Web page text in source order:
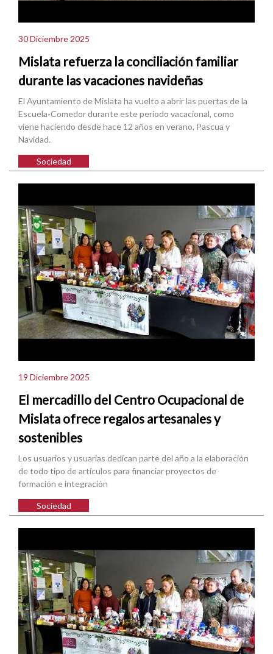
30 Diciembre 2025
Mislata refuerza la conciliación familiar
durante las vacaciones navideñas
El Ayuntamiento de Mislata ha vuelto a abrir las puertas de la
Escuela-Comedor durante este periodo vacacional, como
viene haciendo desde hace 12 años en verano, Pascua y
Navidad.
Sociedad
19 Diciembre 2025
El mercadillo del Centro Ocupacional de
Mislata ofrece regalos artesanales y
sostenibles
Los usuarios y usuarias dedican parte del año a la elaboración
de todo tipo de artículos para financiar proyectos de
formación e integración
Sociedad